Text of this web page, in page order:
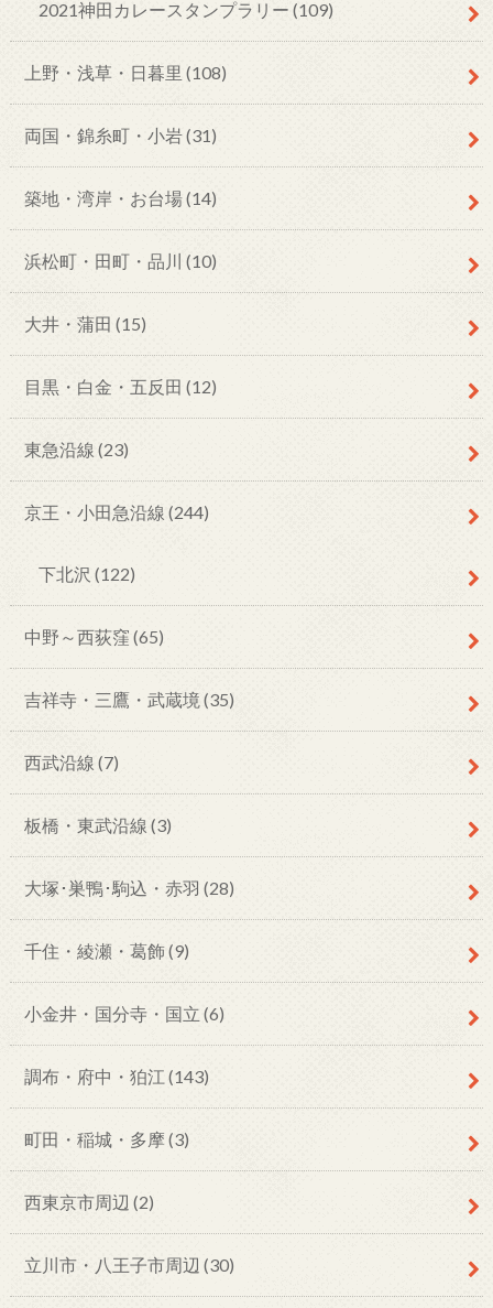
2021神田カレースタンプラリー (109)
上野・浅草・日暮里 (108)
両国・錦糸町・小岩(31)
築地・湾岸・お台場(14)
浜松町・田町・品川 (10)
大井・蒲田 (15)
目黒・白金・五反田 (12)
東急沿線 (23)
京王・小田急沿線 (244)
下北沢 (122)
中野～西荻窪 (65)
吉祥寺・三鷹・武蔵境 (35)
西武沿線 (7)
板橋・東武沿線 (3)
大塚･巣鴨･駒込・赤羽 (28)
千住・綾瀬・葛飾(9)
小金井・国分寺・国立 (6)
調布・府中・狛江 (143)
町田・稲城・多摩(3)
西東京市周辺 (2)
立川市・八王子市周辺 (30)